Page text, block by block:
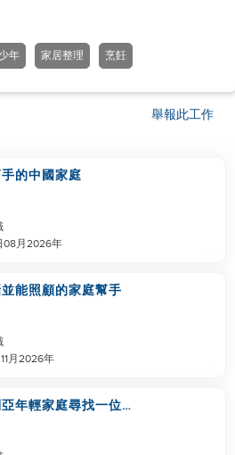
年 家居整理 烹飪
舉報此工作
的中國家庭
08月2026年
能照顧的家庭幫手
月2026年
年輕家庭尋找一位偉